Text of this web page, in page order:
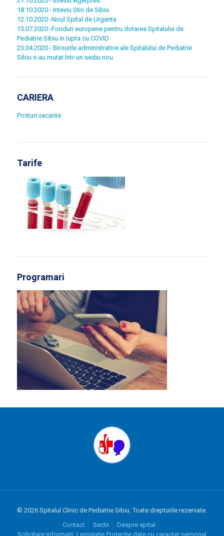
18.10.2020 - Inteviu Stiri de Sibiu
12.10.2020 -Noul Spital de Urgenta
15.07.2020 -Fonduri europene pentru dotarea Spitalului de
Pediatrie Sibiu in lupta cu COVID
23.04.2020 - Birourile administrative ale Spitalului de Pediatrie
Sibiu s-au mutat într-un sediu nou
CARIERA
Posturi vacante
Tarife
Programari
© 2026 Spitalul Clinic de Pediatrie Sibiu. Toate drepturile rezervate.
Contact
Sectii
Despre spital
Solicitare informații. Legislație.Protecție date cu caracter personal